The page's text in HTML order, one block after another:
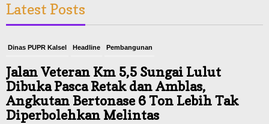
Latest Posts
Dinas PUPR Kalsel Headline Pembangunan
Jalan Veteran Km 5,5 Sungai Lulut
Dibuka Pasca Retak dan Amblas,
Angkutan Bertonase 6 Ton Lebih Tak
Diperbolehkan Melintas